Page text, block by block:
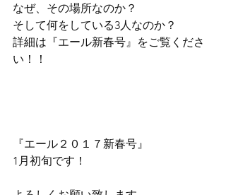
なぜ、その場所なのか？
そして何をしている3人なのか？
詳細は『エール新春号』をご覧くださ
い！！
『エール２０１７新春号』
1月初旬です！